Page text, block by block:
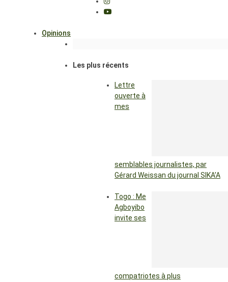
Opinions
Les plus récents
Lettre
ouverte à
mes
semblables journalistes, par
Gérard Weissan du journal SIKA’A
Togo : Me
Agboyibo
invite ses
compatriotes à plus